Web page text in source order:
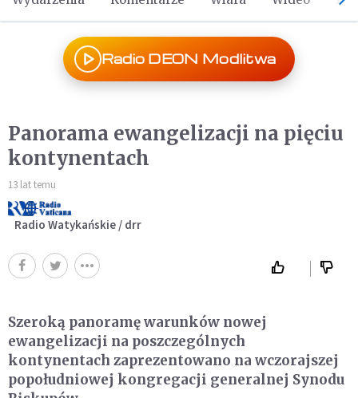
Radio DEON Modlitwa
Panorama ewangelizacji na pięciu
kontynentach
13 lat temu
Radio Watykańskie / drr
Szeroką panoramę warunków nowej
ewangelizacji na poszczególnych
kontynentach zaprezentowano na wczorajszej
popołudniowej kongregacji generalnej Synodu